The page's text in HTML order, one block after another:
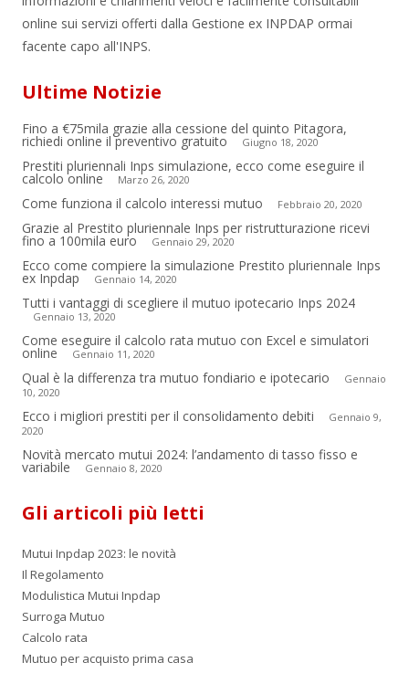
online sui servizi offerti dalla Gestione ex INPDAP ormai
facente capo all'INPS.
Ultime Notizie
Fino a €75mila grazie alla cessione del quinto Pitagora,
richiedi online il preventivo gratuito Giugno 18, 2020
Prestiti pluriennali Inps simulazione, ecco come eseguire il
calcolo online Marzo 26, 2020
Come funziona il calcolo interessi mutuo Febbraio 20, 2020
Grazie al Prestito pluriennale Inps per ristrutturazione ricevi
fino a 100mila euro Gennaio 29, 2020
Ecco come compiere la simulazione Prestito pluriennale Inps
ex Inpdap Gennaio 14, 2020
Tutti i vantaggi di scegliere il mutuo ipotecario Inps 2024
Gennaio 13, 2020
Come eseguire il calcolo rata mutuo con Excel e simulatori
online Gennaio 11, 2020
Qual è la differenza tra mutuo fondiario e ipotecario
Gennaio
10, 2020
Ecco i migliori prestiti per il consolidamento debiti
Gennaio 9,
2020
Novità mercato mutui 2024: l’andamento di tasso fisso e
variabile Gennaio 8, 2020
Gli articoli più letti
Mutui Inpdap 2023: le novità
Il Regolamento
Modulistica Mutui Inpdap
Surroga Mutuo
Calcolo rata
Mutuo per acquisto prima casa